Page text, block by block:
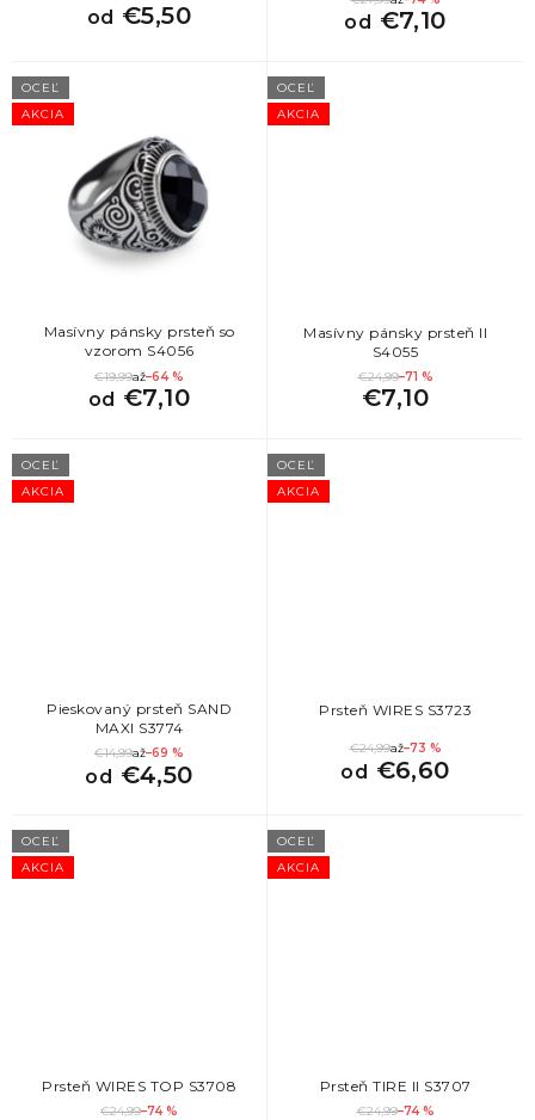
od €5,50 od €7,10
AKCIA
OCEĽ
Masívny pánsky prsteň so
vzorom S4056
€19,99až–64 %
od €7,10
AKCIA
OCEĽ
Masívny pánsky prsteň II
S4055
€24,99–71 %
€7,10
AKCIA
OCEĽ
Pieskovaný prsteň SAND
MAXI S3774
€14,99až–69 %
od €4,50
AKCIA
OCEĽ
Prsteň WIRES S3723
€24,99až–73 %
od €6,60
AKCIA
OCEĽ
Prsteň WIRES TOP S3708
€24,99–74 %
AKCIA
OCEĽ
Prsteň TIRE II S3707
€24,99–74 %